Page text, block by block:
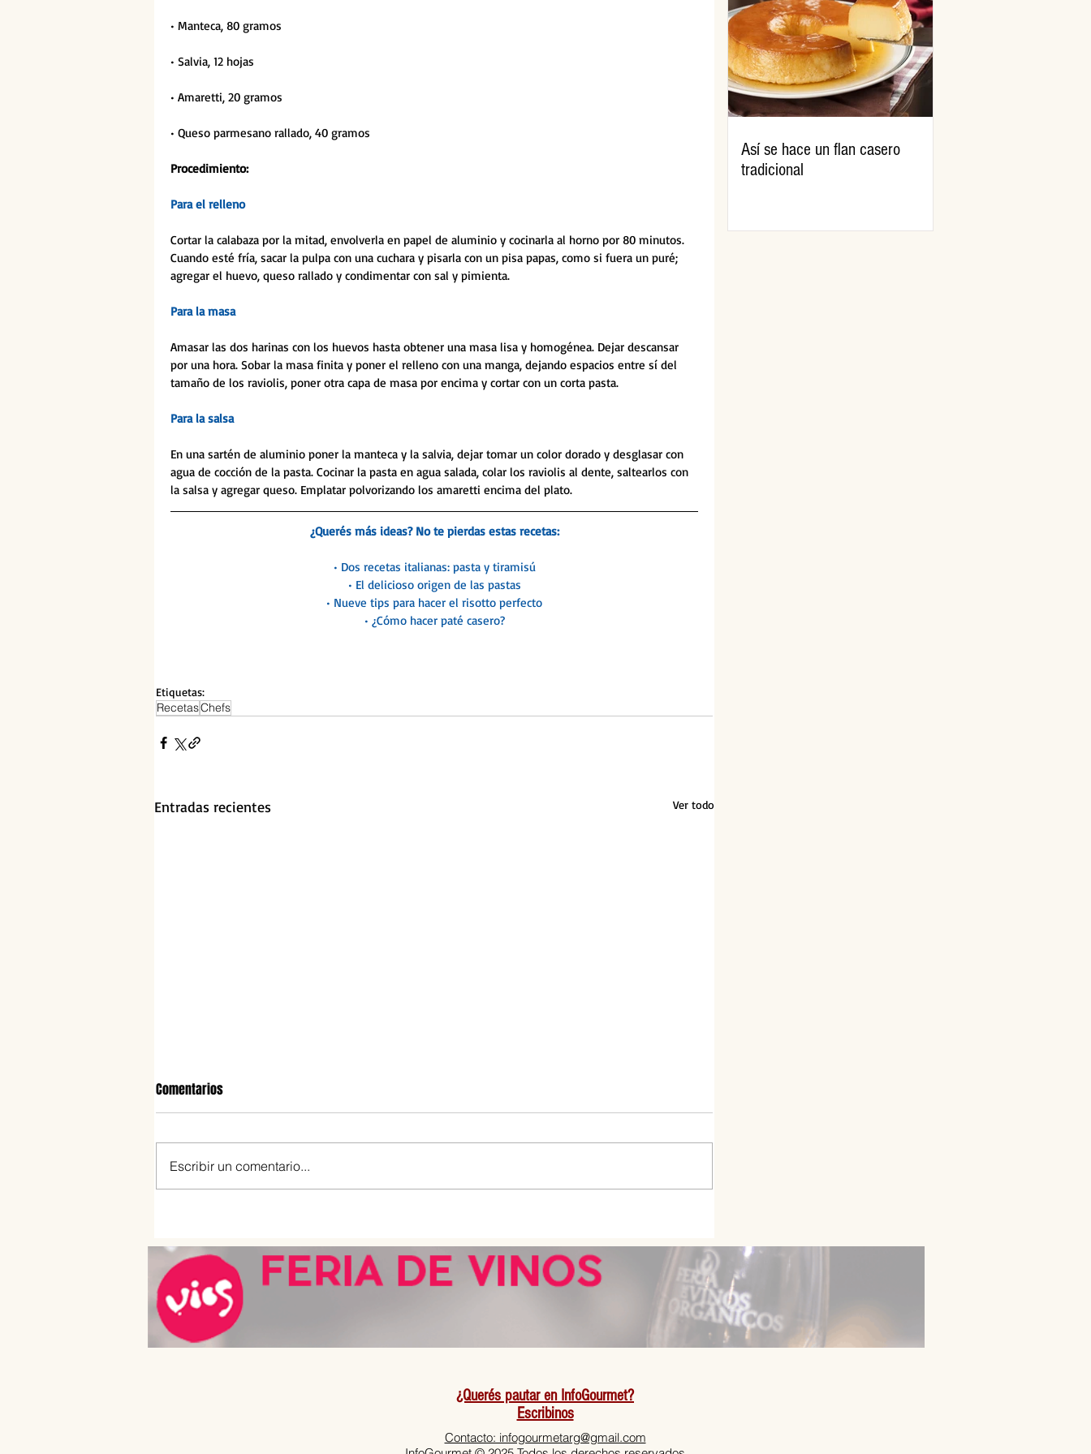
• Manteca, 80 gramos
• Salvia, 12 hojas
• Amaretti, 20 gramos
• Queso parmesano rallado, 40 gramos
Procedimiento:
Para el relleno
Cortar la calabaza por la mitad, envolverla en papel de aluminio y cocinarla al horno por 80 minutos.
Cuando esté fría, sacar la pulpa con una cuchara y pisarla con un pisa papas, como si fuera un puré;
agregar el huevo, queso rallado y condimentar con sal y pimienta.
Para la masa
Amasar las dos harinas con los huevos hasta obtener una masa lisa y homogénea. Dejar descansar
por una hora. Sobar la masa finita y poner el relleno con una manga, dejando espacios entre sí del
tamaño de los raviolis, poner otra capa de masa por encima y cortar con un corta pasta.
Para la salsa
En una sartén de aluminio poner la manteca y la salvia, dejar tomar un color dorado y desglasar con
agua de cocción de la pasta. Cocinar la pasta en agua salada, colar los raviolis al dente, saltearlos con
la salsa y agregar queso. Emplatar polvorizando los amaretti encima del plato.
¿Querés más ideas? No te pierdas estas recetas:
• Dos recetas italianas: pasta y tiramisú
• El delicioso origen de las pastas
• Nueve tips para hacer el risotto perfecto
• ¿Cómo hacer paté casero?
Etiquetas:
RecetasChefs
Entradas recientes Ver todo
postre francés paso a paso
Giorgini
Comentarios
Escribir un comentario...
Así se hace un flan casero
tradicional
¿Querés pautar en InfoGourmet?
Escribinos
Contacto: infogourmetarg@gmail.com